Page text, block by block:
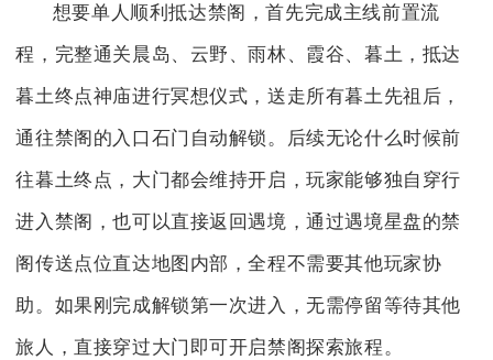
想要单人顺利抵达禁阁，首先完成主线前置流
程，完整通关晨岛、云野、雨林、霞谷、暮土，抵达
暮土终点神庙进行冥想仪式，送走所有暮土先祖后，
通往禁阁的入口石门自动解锁。后续无论什么时候前
往暮土终点，大门都会维持开启，玩家能够独自穿行
进入禁阁，也可以直接返回遇境，通过遇境星盘的禁
阁传送点位直达地图内部，全程不需要其他玩家协
助。如果刚完成解锁第一次进入，无需停留等待其他
旅人，直接穿过大门即可开启禁阁探索旅程。